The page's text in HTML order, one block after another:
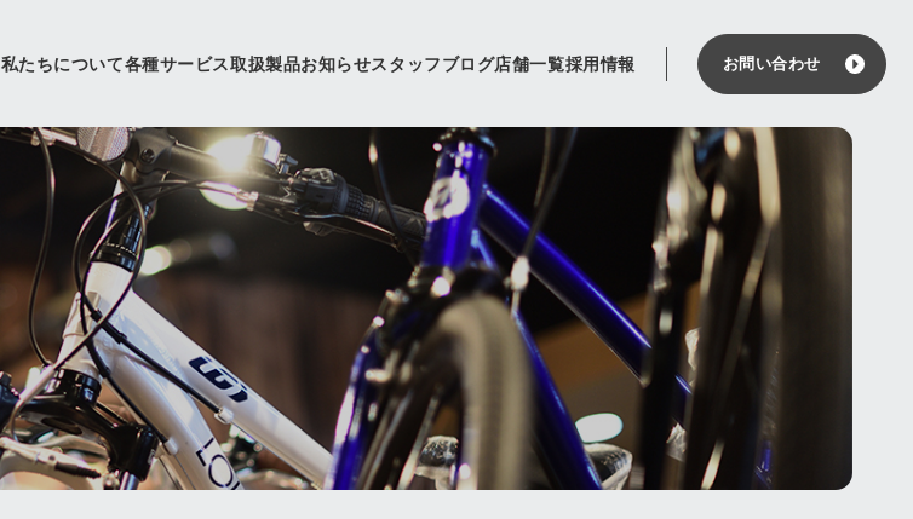
私たちについて各種サービス取扱製品お知らせスタッフブログ店舗一覧採用情報 お問い合わせ